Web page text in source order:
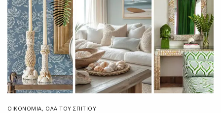
ΟΙΚΟΝΟΜΙΑ, ΌΛΑ ΤΟΥ ΣΠΙΤΙΟΥ